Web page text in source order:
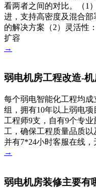
看两者之间的对比。（1
进，支持高密度及混合
的解决方案（2）灵活性
扩容
→
弱电机房工程改造-
每个弱电智能化工程均
组，拥有10年以上弱电
工程师9支，自有9个专
工，确保工程质量品质以
并有7*24小时客服在线，
→
弱电机房装修主要有